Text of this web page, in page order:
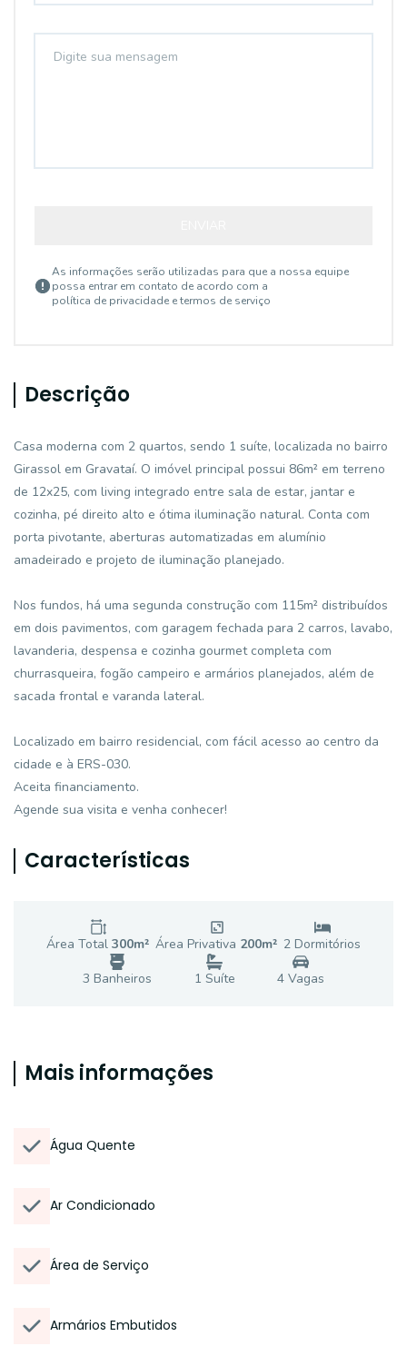
As informações serão utilizadas para que a nossa equipe
possa entrar em contato de acordo com a
política de privacidade e termos de serviço
Descrição
Casa moderna com 2 quartos, sendo 1 suíte, localizada no bairro
Girassol em Gravataí. O imóvel principal possui 86m² em terreno
de 12x25, com living integrado entre sala de estar, jantar e
cozinha, pé direito alto e ótima iluminação natural. Conta com
porta pivotante, aberturas automatizadas em alumínio
amadeirado e projeto de iluminação planejado.
Nos fundos, há uma segunda construção com 115m² distribuídos
em dois pavimentos, com garagem fechada para 2 carros, lavabo,
lavanderia, despensa e cozinha gourmet completa com
churrasqueira, fogão campeiro e armários planejados, além de
sacada frontal e varanda lateral.
Localizado em bairro residencial, com fácil acesso ao centro da
cidade e à ERS-030.
Aceita financiamento.
Agende sua visita e venha conhecer!
Características
Área Total 300m² Área Privativa 200m² 2 Dormitórios
3 Banheiros 1 Suíte 4Vagas
Mais informações
Água Quente
Ar Condicionado
Área de Serviço
Armários Embutidos